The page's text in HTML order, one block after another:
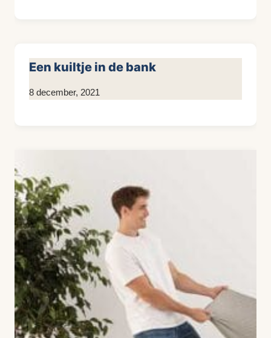
Een kuiltje in de bank
Door
8 december, 2021